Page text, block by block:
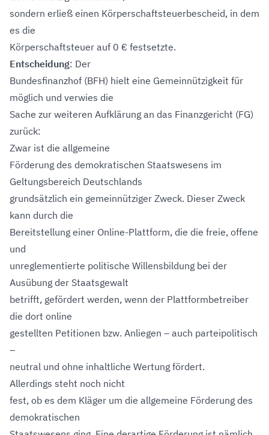
sondern erließ einen Körperschaftsteuerbescheid, in dem
es die
Körperschaftsteuer auf 0 € festsetzte.
Entscheidung: Der
Bundesfinanzhof (BFH) hielt eine Gemeinnützigkeit für
möglich und verwies die
Sache zur weiteren Aufklärung an das Finanzgericht (FG)
zurück:
Zwar ist die allgemeine
Förderung des demokratischen Staatswesens im
Geltungsbereich Deutschlands
grundsätzlich ein gemeinnütziger Zweck. Dieser Zweck
kann durch die
Bereitstellung einer Online-Plattform, die die freie, offene
und
unreglementierte politische Willensbildung bei der
Ausübung der Staatsgewalt
betrifft, gefördert werden, wenn der Plattformbetreiber
die dort online
gestellten Petitionen bzw. Anliegen – auch parteipolitisch
–
neutral und ohne inhaltliche Wertung fördert.
Allerdings steht noch nicht
fest, ob es dem Kläger um die allgemeine Förderung des
demokratischen